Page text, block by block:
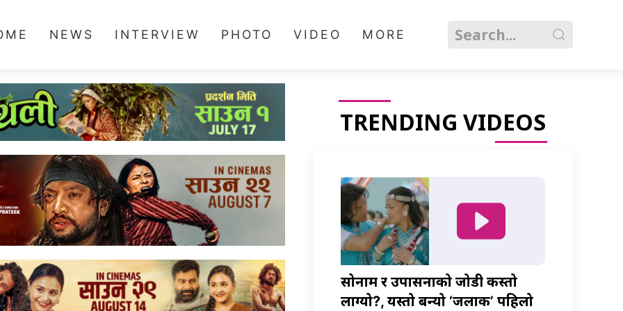
NEWS INTERVIEW PHOTO VIDEO MORE
TRENDING VIDEOS
सोनाम र उपासनाको जोडी कस्तो
लाग्यो?, यस्तो बन्यो ‘जलाकी’ पहिलो